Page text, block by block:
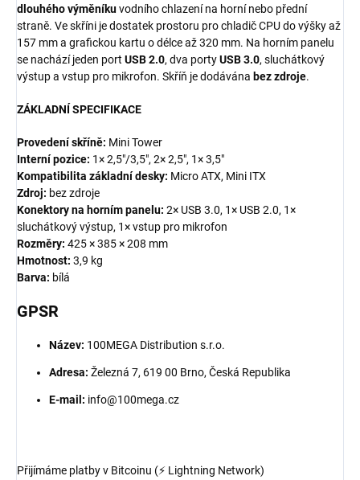
dlouhého výměníkuvodního chlazení na horní nebo přední
straně. Ve skříni je dostatek prostoru pro chladič CPU do výšky až
157 mm a grafickou kartu o délce až 320 mm. Na horním panelu
se nachází jeden port USB 2.0, dva portyUSB 3.0, sluchátkový
výstup a vstup pro mikrofon. Skříň je dodávána bez zdroje.
ZÁKLADNÍ SPECIFIKACE
Provedení skříně: Mini Tower
Interní pozice: 1× 2,5"/3,5", 2× 2,5", 1× 3,5"
Kompatibilita základní desky: Micro ATX, Mini ITX
Zdroj: bez zdroje
Konektory na horním panelu: 2× USB 3.0, 1× USB 2.0, 1×
sluchátkový výstup, 1× vstup pro mikrofon
Rozměry: 425 × 385 × 208 mm
Hmotnost: 3,9 kg
Barva: bílá
GPSR
Název: 100MEGA Distribution s.r.o.
Adresa: Železná 7, 619 00 Brno, Česká Republika
E-mail: info@100mega.cz
Přijímáme platby v Bitcoinu (⚡ Lightning Network)